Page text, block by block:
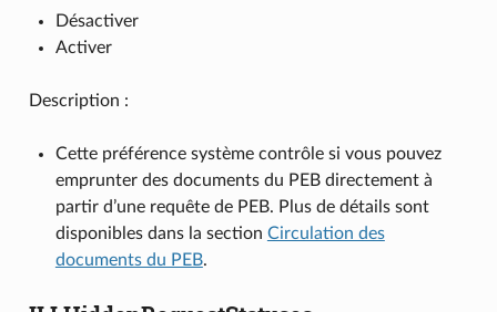
Désactiver
Activer
Description :
Cette préférence système contrôle si vous pouvez
emprunter des documents du PEB directement à
partir d’une requête de PEB. Plus de détails sont
disponibles dans la section Circulation des
documents du PEB.